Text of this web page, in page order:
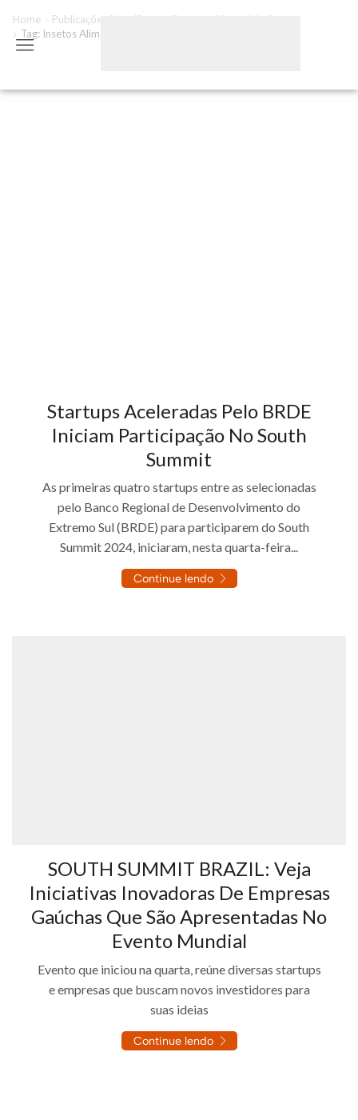
Home
Publicações Identificadas "insetos Alimentícios"
Tag: Insetos Alimentícios
Startups Aceleradas Pelo BRDE
Iniciam Participação No South
Summit
As primeiras quatro startups entre as selecionadas
pelo Banco Regional de Desenvolvimento do
Extremo Sul (BRDE) para participarem do South
Summit 2024, iniciaram, nesta quarta-feira...
Continue lendo
SOUTH SUMMIT BRAZIL: Veja
Iniciativas Inovadoras De Empresas
Gaúchas Que São Apresentadas No
Evento Mundial
Evento que iniciou na quarta, reúne diversas startups
e empresas que buscam novos investidores para
suas ideias
Continue lendo